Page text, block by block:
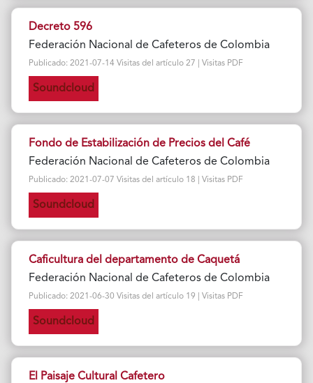
Decreto 596
Federación Nacional de Cafeteros de Colombia
Publicado: 2021-07-14 Visitas del artículo 27 | Visitas PDF
Soundcloud
Fondo de Estabilización de Precios del Café
Federación Nacional de Cafeteros de Colombia
Publicado: 2021-07-07 Visitas del artículo 18 | Visitas PDF
Soundcloud
Caficultura del departamento de Caquetá
Federación Nacional de Cafeteros de Colombia
Publicado: 2021-06-30 Visitas del artículo 19 | Visitas PDF
Soundcloud
El Paisaje Cultural Cafetero